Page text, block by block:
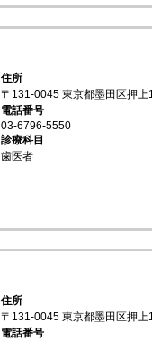
住所
〒131-0045 東京都墨田区押
電話番号
03-6796-5550
診療科目
歯医者
住所
〒131-0045 東京都墨田区押上
電話番号